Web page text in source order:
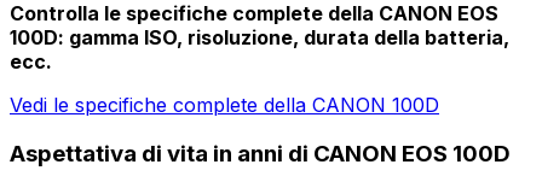
Controlla le specifiche complete della CANON EOS
100D: gamma ISO, risoluzione, durata della batteria,
ecc.
Vedi le specifiche complete della CANON 100D
Aspettativa di vita in anni di CANON EOS 100D